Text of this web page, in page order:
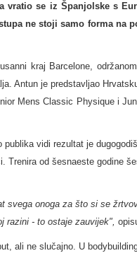
vratio se iz Španjolske s
ne stoji samo forma na
kraj Barcelone,
Antun je predstavljao
Mens Classic Physique i
vidi rezultat je
Trenira od šesnaeste godine
svega onoga za što si se
razini - to ostaje zauvijek",
ali ne slučajno. U